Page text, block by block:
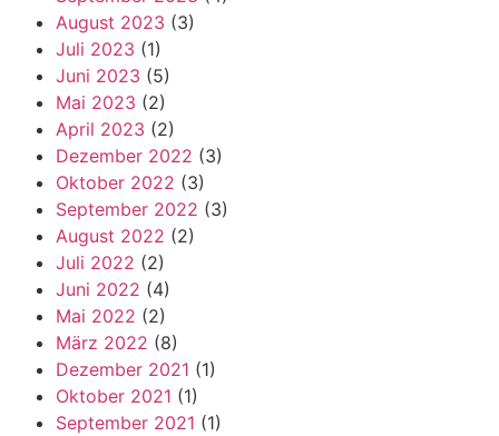
August 2023 (3)
Juli 2023 (1)
Juni 2023 (5)
Mai 2023 (2)
April 2023 (2)
Dezember 2022 (3)
Oktober 2022 (3)
September 2022 (3)
August 2022 (2)
Juli 2022 (2)
Juni 2022 (4)
Mai 2022 (2)
März 2022 (8)
Dezember 2021 (1)
Oktober 2021 (1)
September 2021 (1)